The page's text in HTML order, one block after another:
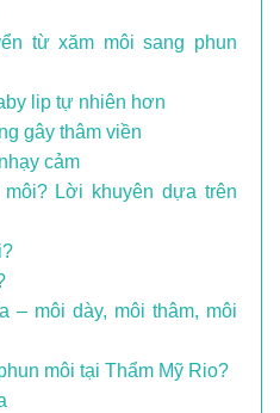
từ xăm môi sang phun
lip tự nhiên hơn
gây thâm viền
cảm
Lời khuyên dựa trên
– môi dày, môi thâm, môi
môi tại Thẩm Mỹ Rio?